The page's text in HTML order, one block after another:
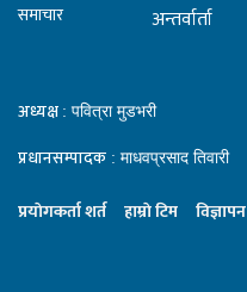
समाचार
अन्तर्वार्ता
अध्यक्ष : पवित्रा मुडभरी
प्रधानसम्पादक : माधवप्रसाद तिवारी
प्रयाेगकर्ता शर्त हाम्राे टिम विज्ञापन